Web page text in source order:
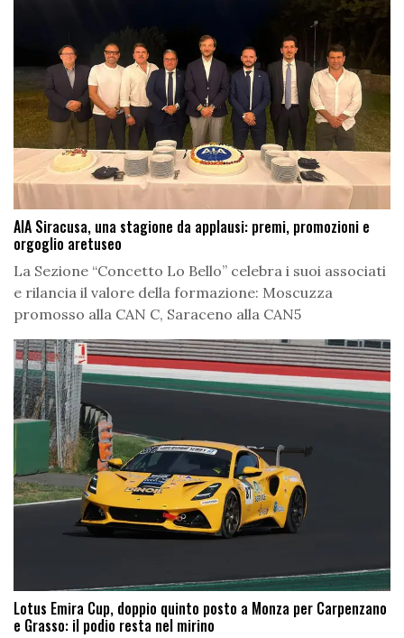
AIA Siracusa, una stagione da applausi: premi, promozioni e
orgoglio aretuseo
La Sezione “Concetto Lo Bello” celebra i suoi associati
e rilancia il valore della formazione: Moscuzza
promosso alla CAN C, Saraceno alla CAN5
Lotus Emira Cup, doppio quinto posto a Monza per Carpenzano
e Grasso: il podio resta nel mirino